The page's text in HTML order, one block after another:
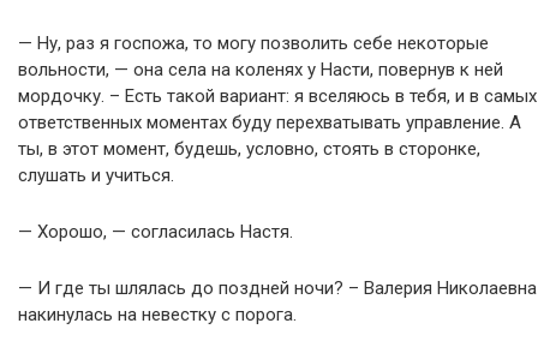
— Ну, раз я госпожа, то могу позволить себе некоторые
вольности, — она села на коленях у Насти, повернув к ней
мордочку. – Есть такой вариант: я вселяюсь в тебя, и в самых
ответственных моментах буду перехватывать управление. А
ты, в этот момент, будешь, условно, стоять в сторонке,
слушать и учиться.
— Хорошо, — согласилась Настя.
— И где ты шлялась до поздней ночи? – Валерия Николаевна
накинулась на невестку с порога.